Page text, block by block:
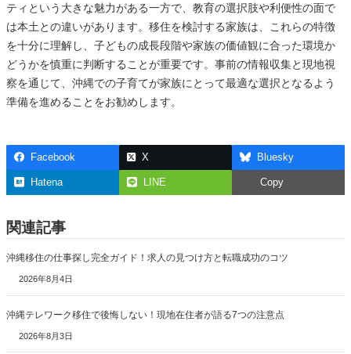
ティという大きな魅力がある一方で、教育の選択肢や利便性の面で
は本土との違いがあります。移住を検討する家族は、これらの特徴
を十分に理解し、子どもの成長段階や家族の価値観に合った環境か
どうかを慎重に判断することが重要です。事前の情報収集と現地視
察を通じて、沖縄での子育てが家族にとって最適な選択となるよう
準備を進めることをお勧めします。
Facebook X Bluesky
Hatena LINE Copy
関連記事
沖縄移住の仕事探し完全ガイド！求人の見つけ方と転職成功のコツ
2026年8月4日
沖縄テレワーク移住で後悔しない！現地在住者が語る7つの注意点
2026年8月3日